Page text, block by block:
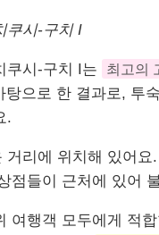
쿠시-구치 I
쿠시-구치 I는 최고의
탕으로 한 결과로, 투
.
거리에 위치해 있어
점들이 근처에 있어
여행객 모두에게 적